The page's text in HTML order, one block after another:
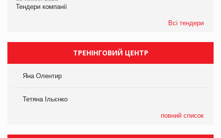
Тендери компанії
Всі тендери
ТРЕНІНГОВИЙ ЦЕНТР
Яна Олентир
Тетяна Ільєнко
повний список